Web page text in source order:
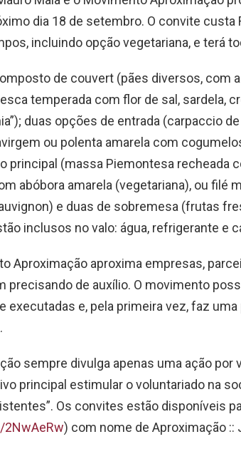
dia 18 de setembro. O convite
incluindo opção vegetariana, e terá
de couvert (pães diversos, com
temperada com flor de sal, sardela,
duas opções de entrada (carpaccio
ou polenta amarela com
principal (massa Piemontesa recheada
abóbora amarela (vegetariana), ou filé
e duas de sobremesa (frutas
inclusos no valo: água, refrigerante e
Aproximação aproxima empresas,
precisando de auxílio. O movimento
executadas e, pela primeira vez, faz
sempre divulga apenas uma ação por
principal estimular o voluntariado na
Os convites estão disponíveis
) com nome de Aproximação ::